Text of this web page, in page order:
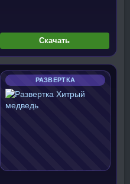
Скачать
РАЗВЕРТКА